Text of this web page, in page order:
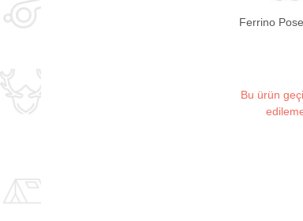
Ferrino
Bu ürün